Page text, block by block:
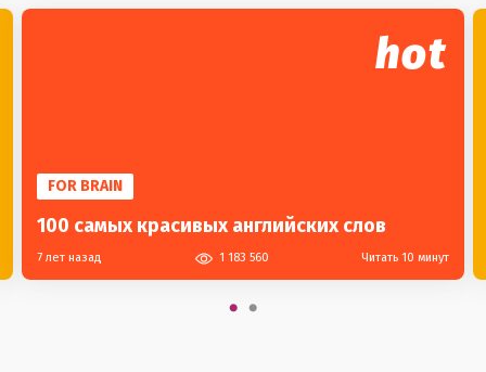
hot
FOR BRAIN
100 самых красивых английских слов
7 лет назад 1 183 560 Читать 10 минут